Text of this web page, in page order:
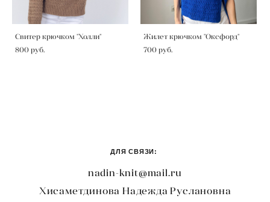
Свитер крючком "Холли"
800 pуб.
Жилет крючком "Оксфорд"
700 pуб.
ДЛЯ СВЯЗИ:
nadin-knit@mail.ru
Хисаметдинова Надежда Руслановна